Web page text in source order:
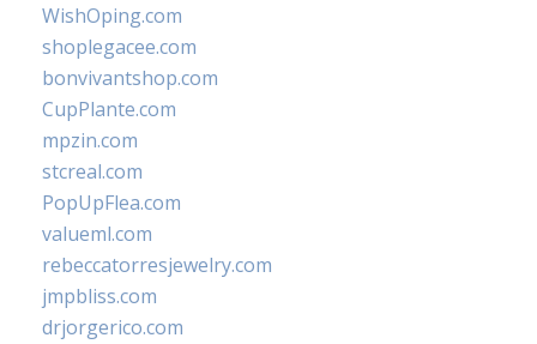
WishOping.com
shoplegacee.com
bonvivantshop.com
CupPlante.com
mpzin.com
stcreal.com
PopUpFlea.com
valueml.com
rebeccatorresjewelry.com
jmpbliss.com
drjorgerico.com